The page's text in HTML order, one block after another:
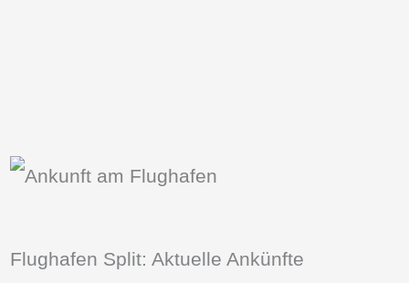
Flughafen Split: Aktuelle Ankünfte